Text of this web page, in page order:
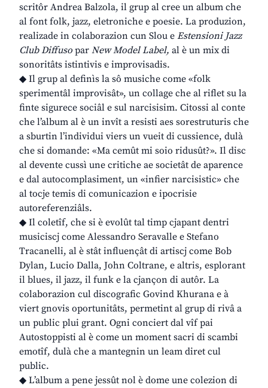
scritôr Andrea Balzola, il grup al cree un album che
al font folk, jazz, eletroniche e poesie. La produzion,
realizade in colaborazion cun Slou e Estensioni Jazz
Club Diffusopar New Model Label, al è un mix di
sonoritâts istintivis e improvisadis.
◆ Il grup al definìs la sô musiche come «folk
sperimentâl improvisât», un collage che al riflet su la
finte sigurece sociâl e sul narcisisim. Citossi al conte
che l’album al è un invît a resisti aes sorestruturis che
a sburtin l’individui viers un vueit di cussience, dulà
che si domande: «Ma cemût mi soio ridusût?». Il disc
al devente cussì une critiche ae societât de aparence
e dal autocomplasiment, un «infier narcisistic» che
al tocje temis di comunicazion e ipocrisie
autoreferenziâls.
◆ Il coletîf, che si è evolût tal timp cjapant dentri
musiciscj come Alessandro Seravalle e Stefano
Tracanelli, al è stât influençât di artiscj come Bob
Dylan, Lucio Dalla, John Coltrane, e altris, esplorant
il blues, il jazz, il funk e la cjançon di autôr. La
colaborazion cul discografic Govind Khurana e à
viert gnovis oportunitâts, permetint al grup di rivâ a
un public plui grant. Ogni conciert dal vîf pai
Autostoppisti al è come un moment sacri di scambi
emotîf, dulà che a mantegnin un leam diret cul
public.
◆ L’album a pene jessût nol è dome une colezion di